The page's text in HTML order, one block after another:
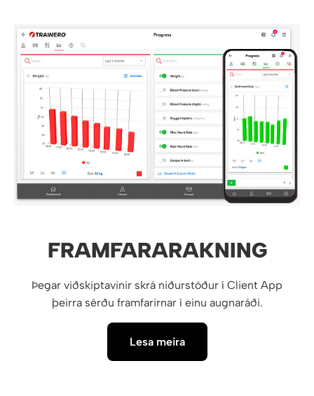
FRAMFARARAKNING
Þegar viðskiptavinir skrá niðurstöður í Client App
þeirra sérðu framfarirnar í einu augnaráði.
Lesa meira